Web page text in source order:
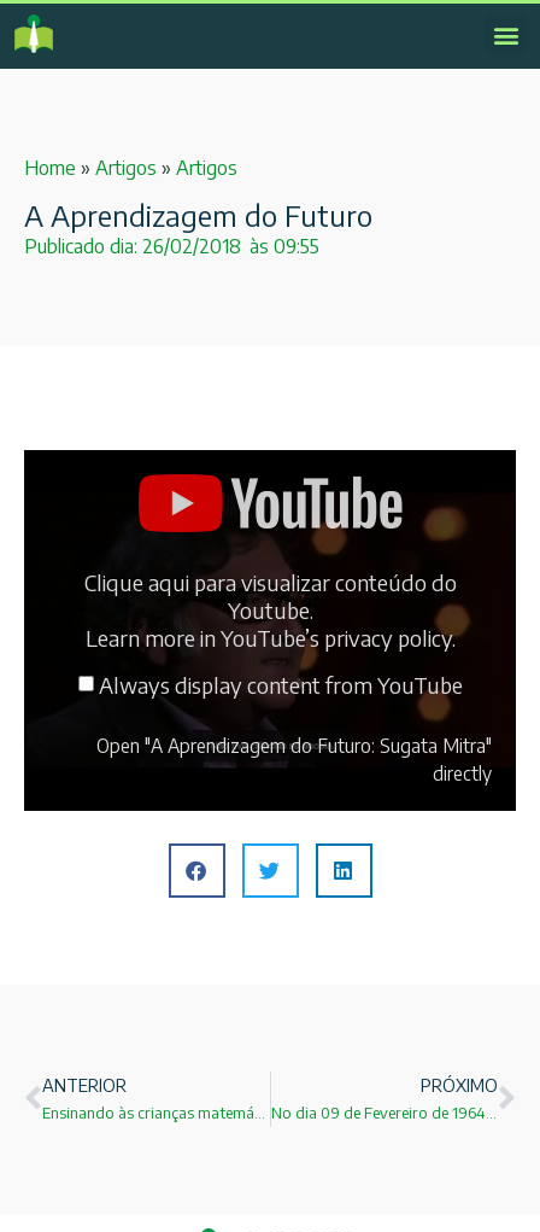
Home » Artigos » Artigos
A Aprendizagem do Futuro
Publicado dia: 26/02/2018 às 09:55
Clique aqui para visualizar conteúdo do
Youtube.
Learn more inYouTube’s privacy policy.
Always display content from YouTube
Open "A Aprendizagem do Futuro: Sugata Mitra"
directly
ANTERIOR PRÓXIMO
No dia 09 de Fevereiro de 1964, os Beatles fizeram sua aparição de estréia no show Ed Sullivan